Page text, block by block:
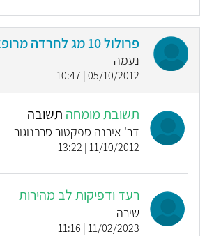
פרולול 10 מג לחרדה מרופאים
נעמה
05/10/2012 | 10:47
תשובת מומחה תשובה
דר' אירנה ספקטור סרבנוגור
11/10/2012 | 13:22
רעד ודפיקות לב מהירות
שירה
11/02/2023 | 11:16